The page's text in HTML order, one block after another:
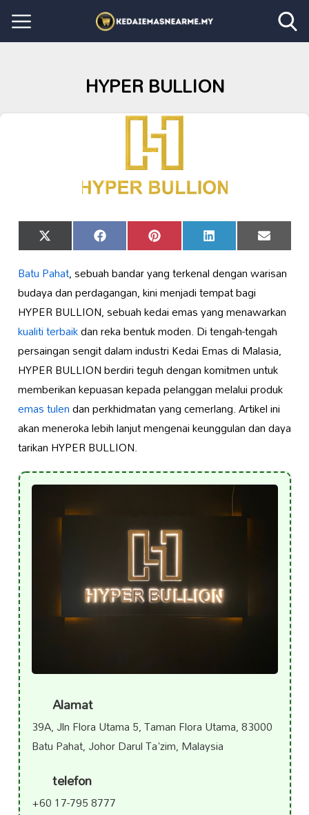
HYPER BULLION
Share
on
X
(Twitter)
Share
on
Facebook Share
on
Pinterest Share
on
LinkedIn Share
on
Email
Batu Pahat, sebuah bandar yang terkenal dengan warisan
budaya dan perdagangan, kini menjadi tempat bagi
HYPER BULLION, sebuah kedai emas yang menawarkan
kualiti terbaikdan reka bentuk moden. Di tengah-tengah
persaingan sengit dalam industri Kedai Emas di Malasia,
HYPER BULLION berdiri teguh dengan komitmen untuk
memberikan kepuasan kepada pelanggan melalui produk
emas tulendan perkhidmatan yang cemerlang. Artikel ini
akan meneroka lebih lanjut mengenai keunggulan dan daya
tarikan HYPER BULLION.
Alamat
39A, Jln Flora Utama 5, Taman Flora Utama, 83000
Batu Pahat, Johor Darul Ta'zim, Malaysia
telefon
+60 17-795 8777